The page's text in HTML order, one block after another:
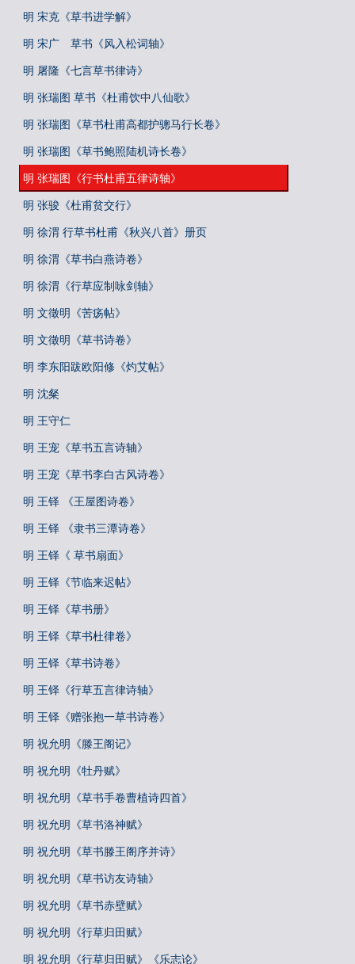
明 宋克《草书进学解》
明 宋广 草书《风入松词轴》
明 屠隆《七言草书律诗》
明 张瑞图 草书《杜甫饮中八仙歌》
明 张瑞图《草书杜甫高都护骢马行长卷》
明 张瑞图《草书鲍照陆机诗长卷》
明 张瑞图《行书杜甫五律诗轴》
明 张骏《杜甫贫交行》
明 徐渭 行草书杜甫《秋兴八首》册页
明 徐渭《草书白燕诗卷》
明 徐渭《行草应制咏剑轴》
明 文徵明《苦疡帖》
明 文徵明《草书诗卷》
明 李东阳跋欧阳修《灼艾帖》
明 沈粲
明 王守仁
明 王宠《草书五言诗轴》
明 王宠《草书李白古风诗卷》
明 王铎 《王屋图诗卷》
明 王铎 《隶书三潭诗卷》
明 王铎《 草书扇面》
明 王铎《节临来迟帖》
明 王铎《草书册》
明 王铎《草书杜律卷》
明 王铎《草书诗卷》
明 王铎《行草五言律诗轴》
明 王铎《赠张抱一草书诗卷》
明 祝允明《滕王阁记》
明 祝允明《牡丹赋》
明 祝允明《草书手卷曹植诗四首》
明 祝允明《草书洛神赋》
明 祝允明《草书滕王阁序并诗》
明 祝允明《草书访友诗轴》
明 祝允明《草书赤壁赋》
明 祝允明《行草归田赋》
明 祝允明《行草归田赋》《乐志论》